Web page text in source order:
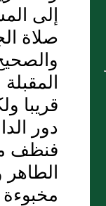
إلى
صلاة
قريبا
دور
فنظف